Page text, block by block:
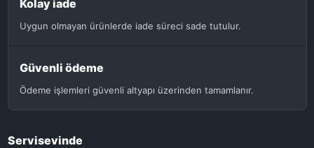
Kolay iade
Uygun olmayan ürünlerde iade süreci sade tutulur.
Güvenli ödeme
Ödeme işlemleri güvenli altyapı üzerinden tamamlanır.
Servisevinde